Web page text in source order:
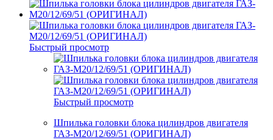
Быстрый просмотр
Быстрый просмотр
Шпилька головки блока цилиндров двигателя
ГАЗ-М20/12/69/51 (ОРИГИНАЛ)